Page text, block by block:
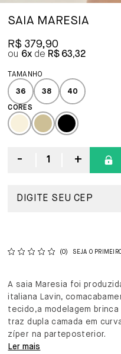
SAIA MARESIA
R$ 379,90
6x R$ 63,32
36 38 40
(0) SEJA O
A saia Maresia foi
italiana Lavin,
tecido,a modelagem
traz dupla camada em
zíper na parteposterior.
Ler mais